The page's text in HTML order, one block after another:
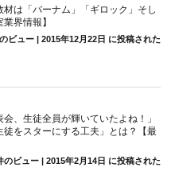
材は「バーナム」「ギロック」そし
界情報】
ビュー| 2015年12月22日 に投稿された
会、生徒全員が輝いていたよね！」
徒をスターにする工夫」とは？【最
のビュー| 2015年2月14日 に投稿された